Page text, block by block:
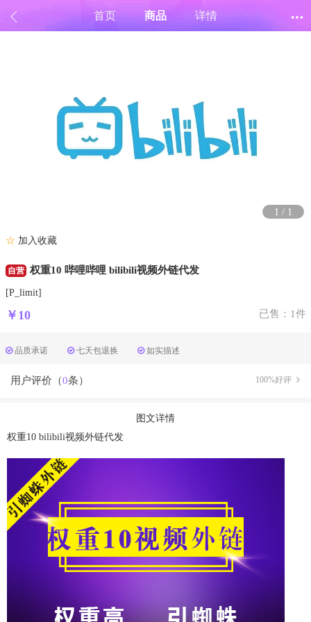
首页 商品 详情
1 / 1
☆ 加入收藏
自营 权重10 哔哩哔哩 bilibili视频外链代发
[P_limit]
￥10 已售：1件
品质承诺 七天包退换 如实描述
用户评价（0条） 100%好评
图文详情
权重10 bilibili视频外链代发